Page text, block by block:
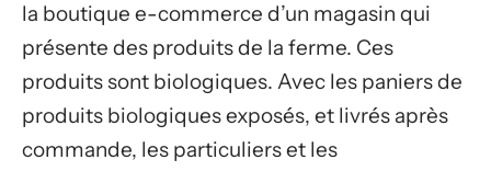
la boutique e-commerce d’un magasin qui
présente des produits de la ferme. Ces
produits sont biologiques. Avec les paniers de
produits biologiques exposés, et livrés après
commande, les particuliers et les